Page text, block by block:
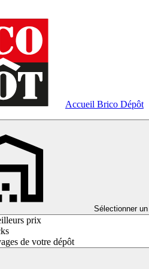
Accueil Brico Dépôt
Sélectionner
prix
de votre dépôt